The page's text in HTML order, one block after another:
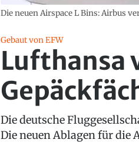
Die neuen Airspace L Bins: Airbus
Gebaut von EFW
Lufthansa
Die deutsche
Die neuen Ablagen für die